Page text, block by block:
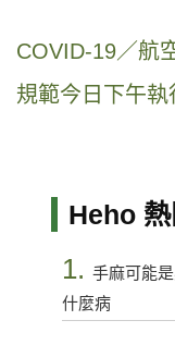
COVID-19／航
規範今日下午執
Heho
1. 手麻可能
什麼病